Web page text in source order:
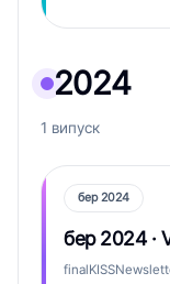
2024
1 випуск
бер 2024
бер 2024 ·